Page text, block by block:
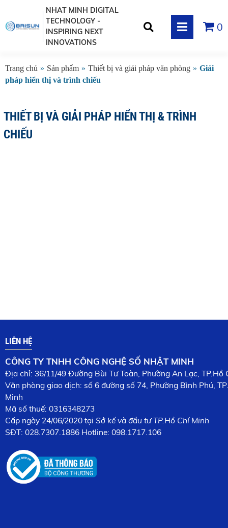
NHAT MINH DIGITAL
TECHNOLOGY -
INSPIRING NEXT
INNOVATIONS
0
Trang chủ » Sản phẩm » Thiết bị và giải pháp văn phòng » Giải
pháp hiển thị và trình chiếu
THIẾT BỊ VÀ GIẢI PHÁP HIỂN THỊ & TRÌNH
CHIẾU
LIÊN HỆ
CÔNG TY TNHH CÔNG NGHỆ SỐ NHẬT MINH
Địa chỉ: 36/11/49 Đường Bùi Tư Toàn, Phường An Lạc, TP.Hồ
Văn phòng giao dịch: số 6 đường số 74, Phường Bình Phú,
Minh
Mã số thuế: 0316348273
Cấp ngày 24/06/2020 tại Sở kế và đầu tư TP.Hồ Chí Minh
SĐT: 028.7307.1886 Hotline: 098.1717.106